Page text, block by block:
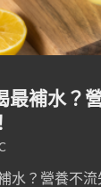
最補水？
水？營養不流